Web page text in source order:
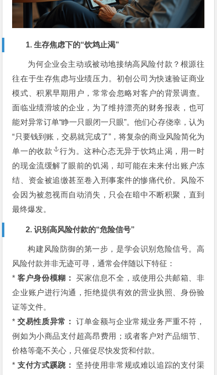
1. 生存焦虑下的“饮鸩止渴”
为何企业会主动或被动地接纳高风险付款？根源往
往在于生存焦虑与业绩压力。初创公司为快速验证商业
模式、积累早期用户，常常会忽略对客户的背景调查。
面临业绩滑坡的企业，为了维持漂亮的财务报表，也可
能对异常订单“睁一只眼闭一只眼”。他们心存侥幸，认为
“只要钱到账，交易就完成了”，将复杂的商业风险简化为
单一的收款
行为。这种心态无异于饮鸩止渴，用一时
的现金流缓解了眼前的饥渴，却可能在未来付出账户冻
结、资金被追缴甚至卷入刑事案件的惨痛代价。风险不
会因为被忽视而自动消失，只会在暗中不断积聚，直到
最终爆发。
2. 识别高风险付款的“危险信号”
构建风险防御的第一步，是学会识别危险信号。高
风险付款并非无迹可寻，通常会伴随以下特征：
*客户身份模糊：
买家信息不全，或使用公共邮箱、非
企业账户进行沟通，拒绝提供有效的营业执照、身份验
证等文件。
*交易性质异常：
订单金额与企业常规业务严重不符，
例如为小商品支付超高昂费用；或者客户对产品细节、
价格等毫不关心，只催促尽快发货和付款。
*支付方式蹊跷：
坚持使用非常规或难以追踪的支付渠